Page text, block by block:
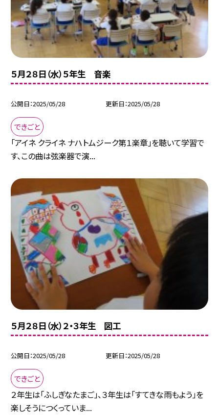
５月２８日（水）５年生 音楽
公開日 2025/05/28 更新日 2025/05/28
できごと
「アイネ クライネ ナハトムジーク第１楽章」を聴いて学習で
す、この曲は弦楽器で演...
５月２８日（水）２・３年生 図工
公開日 2025/05/28 更新日 2025/05/28
できごと
２年生は「ふしぎなたまご」、３年生は「すてきな雨もよう」を
楽しそうにつくっていま...